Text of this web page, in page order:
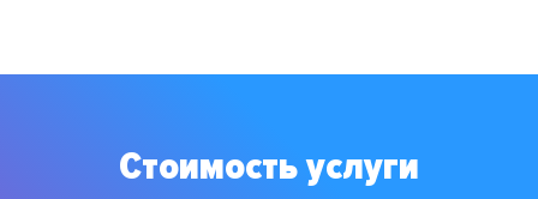
Стоимость услуги